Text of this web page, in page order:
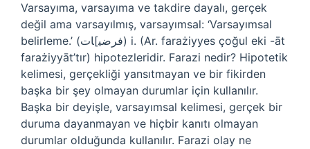
Varsayıma, varsayıma ve takdire dayalı, gerçek
değil ama varsayılmış, varsayımsal: ‘Varsayımsal
belirleme.’ (ﻓﺮﺿﻴ]ﺎﺕ) i. (Ar. farażiyyes çoğul eki -āt
farażiyyāt’tır) hipotezleridir. Farazi nedir? Hipotetik
kelimesi, gerçekliği yansıtmayan ve bir fikirden
başka bir şey olmayan durumlar için kullanılır.
Başka bir deyişle, varsayımsal kelimesi, gerçek bir
duruma dayanmayan ve hiçbir kanıtı olmayan
durumlar olduğunda kullanılır. Farazi olay ne